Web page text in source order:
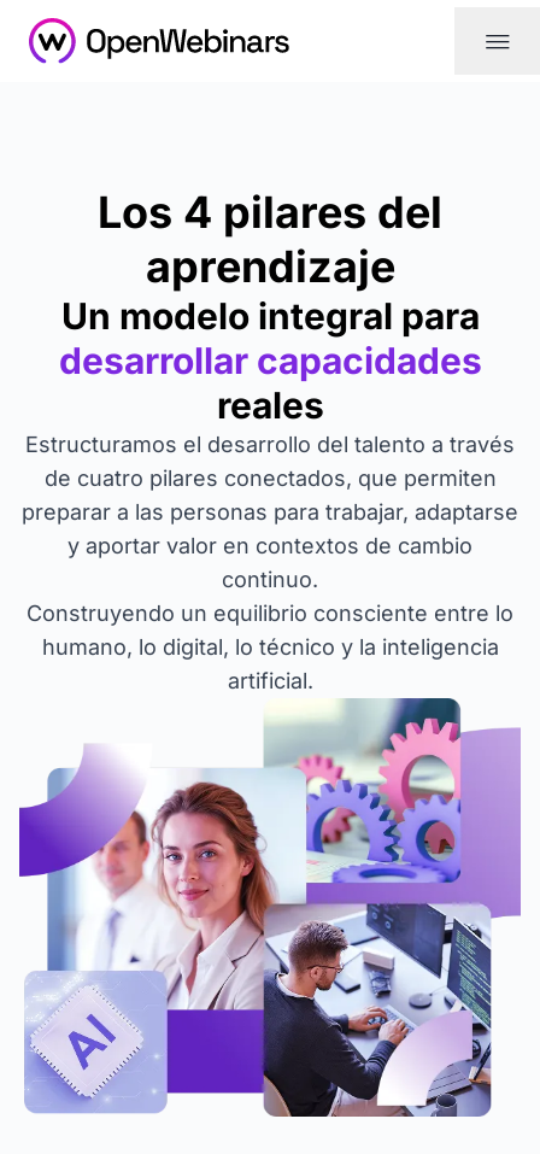
|||
Los 4 pilares del
aprendizaje
Un modelo integral para
desarrollar capacidades
reales
Estructuramos el desarrollo del talento a través
de cuatro pilares conectados, que permiten
preparar a las personas para trabajar, adaptarse
y aportar valor en contextos de cambio
continuo.
Construyendo un equilibrio consciente entre lo
humano, lo digital, lo técnico y la inteligencia
artificial.